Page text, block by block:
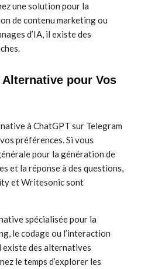
une solution pour la
de contenu marketing ou
d’IA, il existe des
pour Vos
à ChatGPT sur Telegram
préférences. Si vous
pour la génération de
et la réponse à des questions,
et Writesonic sont
spécialisée pour la
le codage ou l’interaction
existe des alternatives
le temps d’explorer les